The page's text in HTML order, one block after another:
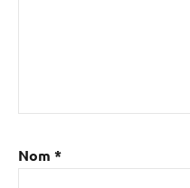
Nom *